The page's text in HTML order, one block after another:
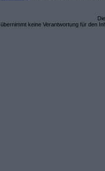
keine Verantwortung für den